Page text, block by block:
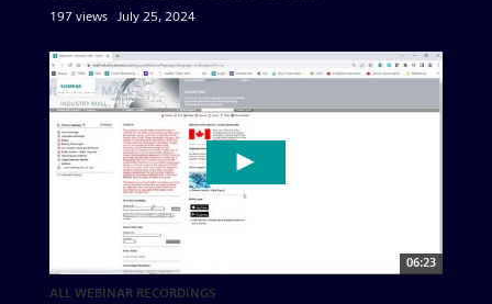
197 views July 25, 2024
06:23
ALL WEBINAR RECORDINGS